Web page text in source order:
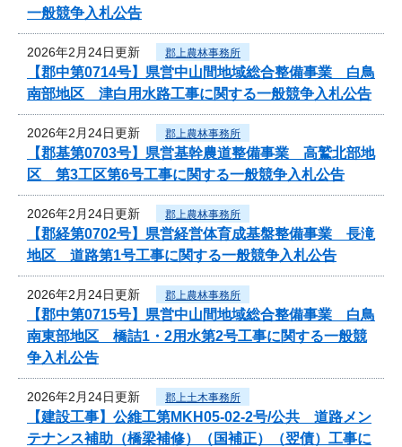
一般競争入札公告
2026年2月24日更新 郡上農林事務所
【郡中第0714号】県営中山間地域総合整備事業 白鳥
南部地区 津白用水路工事に関する一般競争入札公告
2026年2月24日更新 郡上農林事務所
【郡基第0703号】県営基幹農道整備事業 高鷲北部地
区 第3工区第6号工事に関する一般競争入札公告
2026年2月24日更新 郡上農林事務所
【郡経第0702号】県営経営体育成基盤整備事業 長滝
地区 道路第1号工事に関する一般競争入札公告
2026年2月24日更新 郡上農林事務所
【郡中第0715号】県営中山間地域総合整備事業 白鳥
南東部地区 橋詰1・2用水第2号工事に関する一般競
争入札公告
2026年2月24日更新 郡上土木事務所
【建設工事】公維工第MKH05-02-2号/公共 道路メン
テナンス補助（橋梁補修）（国補正）（翌債）工事に